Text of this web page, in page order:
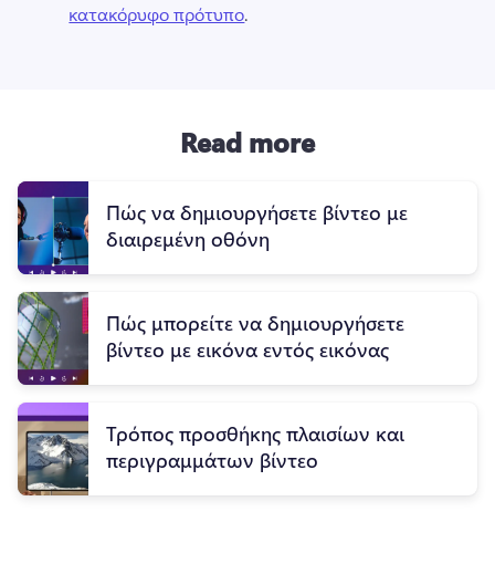
κατακόρυφο πρότυπο.
Read more
Πώς να δημιουργήσετε βίντεο με
διαιρεμένη οθόνη
Πώς μπορείτε να δημιουργήσετε
βίντεο με εικόνα εντός εικόνας
Τρόπος προσθήκης πλαισίων και
περιγραμμάτων βίντεο